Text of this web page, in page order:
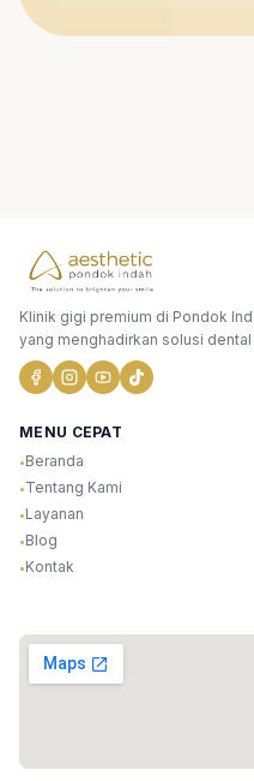
Klinik gigi premium di Pondok
yang menghadirkan solusi
MENU CEPAT
•Beranda
•Tentang Kami
•Layanan
•Blog
•Kontak